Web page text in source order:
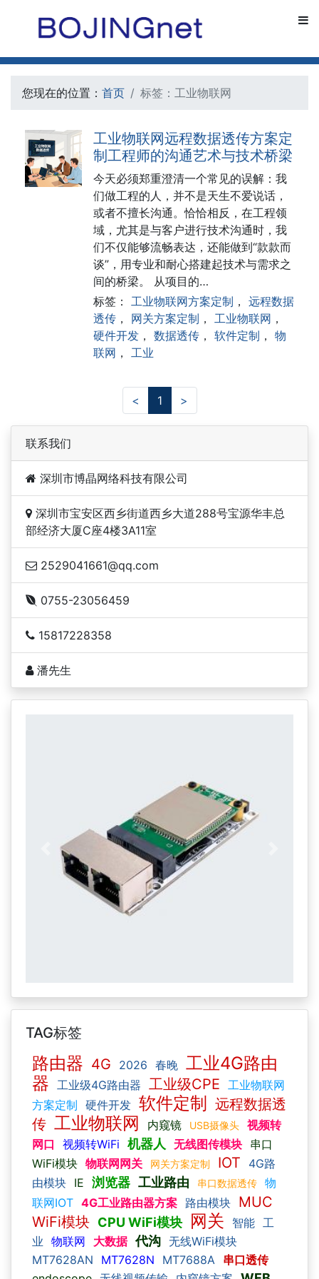
您现在的位置： 首页 标签：工业物联网
工业物联网远程数据透传方案定
制工程师的沟通艺术与技术桥梁
今天必须郑重澄清一个常见的误解：我
们做工程的人，并不是天生不爱说话，
或者不擅长沟通。恰恰相反，在工程领
域，尤其是与客户进行技术沟通时，我
们不仅能够流畅表达，还能做到“款款而
谈”，用专业和耐心搭建起技术与需求之
间的桥梁。 从项目的…
标签： 工业物联网方案定制 ， 远程数据
透传 ， 网关方案定制 ， 工业物联网 ，
硬件开发 ， 数据透传 ， 软件定制 ， 物
联网 ， 工业
< 1 >
联系我们
深圳市博晶网络科技有限公司
深圳市宝安区西乡街道西乡大道288号宝源华丰总
部经济大厦C座4楼3A11室
2529041661@qq.com
0755-23056459
15817228358
潘先生
上一页
TAG标签
路由器 4G 2026 春晚 工业4G路由
器
工业级4G路由器 工业级CPE
工业物联网
方案定制
硬件开发 软件定制
远程数据透
传 工业物联网 内窥镜 USB摄像头
视频转
网口
视频转WiFi 机器人 无线图传模块 串口
WiFi模块 物联网网关 网关方案定制 IOT
4G路
由模块 IE 浏览器 工业路由 串口数据透传
物
联网IOT 4G工业路由器方案 路由模块 MUC
WiFi模块 CPU WiFi模块 网关 智能 工
业
物联网 大数据 代沟 无线WiFi模块
MT7628AN
MT7628N MT7688A 串口透传